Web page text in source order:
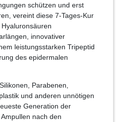
schützen und erst
vereint diese 7-Tages-Kur
innovativer
leistungsstarken Tripeptid
des epidermalen
Parabenen,
und anderen unnötigen
Generation der
nach den